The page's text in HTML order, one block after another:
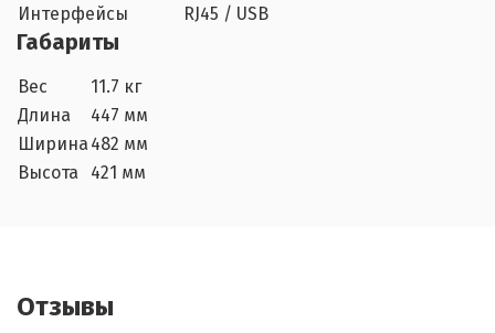
Интерфейсы
RJ45 / USB
Габариты
Вес
11.7 кг
Длина
447 мм
Ширина 482 мм
Высота
421 мм
Отзывы